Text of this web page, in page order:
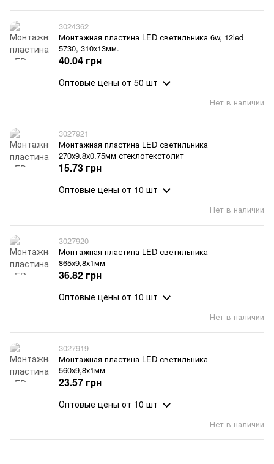
3024362
Монтажная пластина LED светильника 6w, 12led
5730, 310х13мм.
Нет в наличии
40.04 грн
Оптовые цены от 50 шт
3027921
Монтажная пластина LED светильника
270х9.8х0.75мм стеклотекстолит
Нет в наличии
15.73 грн
Оптовые цены от 10 шт
3027920
Монтажная пластина LED светильника
865х9,8х1мм
Нет в наличии
36.82 грн
Оптовые цены от 10 шт
3027919
Монтажная пластина LED светильника
560х9,8х1мм
Нет в наличии
23.57 грн
Оптовые цены от 10 шт